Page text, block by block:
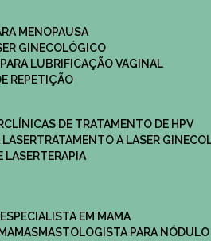
MENOPAUSA
GINECOLÓGICO
PARA LUBRIFICAÇÃO VAGINAL​
REPETIÇÃO
CLÍNICAS DE TRATAMENTO DE HPV
LASER
TRATAMENTO A LASER
LASERTERAPIA
ESPECIALISTA EM MAMA​
MASTOLOGISTA PARA